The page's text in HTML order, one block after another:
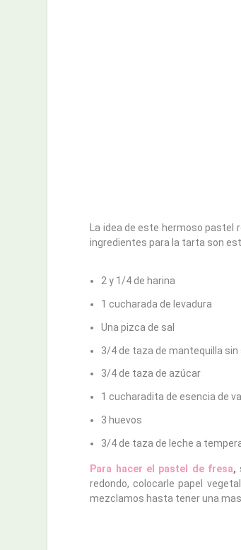
La idea de este hermoso
ingredientes para la tarta son
2 y 1/4 de harina
1 cucharada de levadura
Una pizca de sal
3/4 de taza de mantequilla sin
3/4 de taza de azúcar
1 cucharadita de esencia de
3 huevos
3/4 de taza de leche a
Para hacer el pastel de fresa,
redondo, colocarle papel
mezclamos hasta tener una